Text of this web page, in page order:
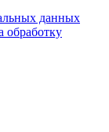
данных
обработку